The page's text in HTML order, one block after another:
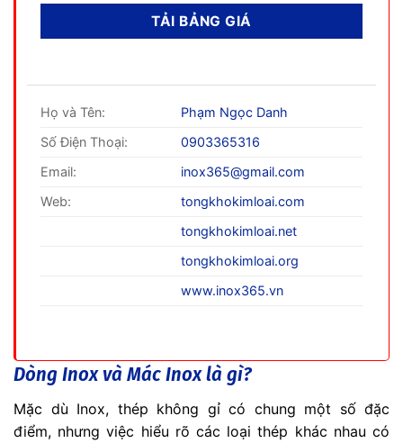
Họ và Tên:
Phạm Ngọc Danh
Số Điện Thoại:
0903365316
Email:
inox365@gmail.com
Web:
tongkhokimloai.com
tongkhokimloai.net
tongkhokimloai.org
www.inox365.vn
Dòng Inox và Mác Inox là gì?
Mặc dù Inox, thép không gỉ có chung một số đặc
điểm, nhưng việc hiểu rõ các loại thép khác nhau có